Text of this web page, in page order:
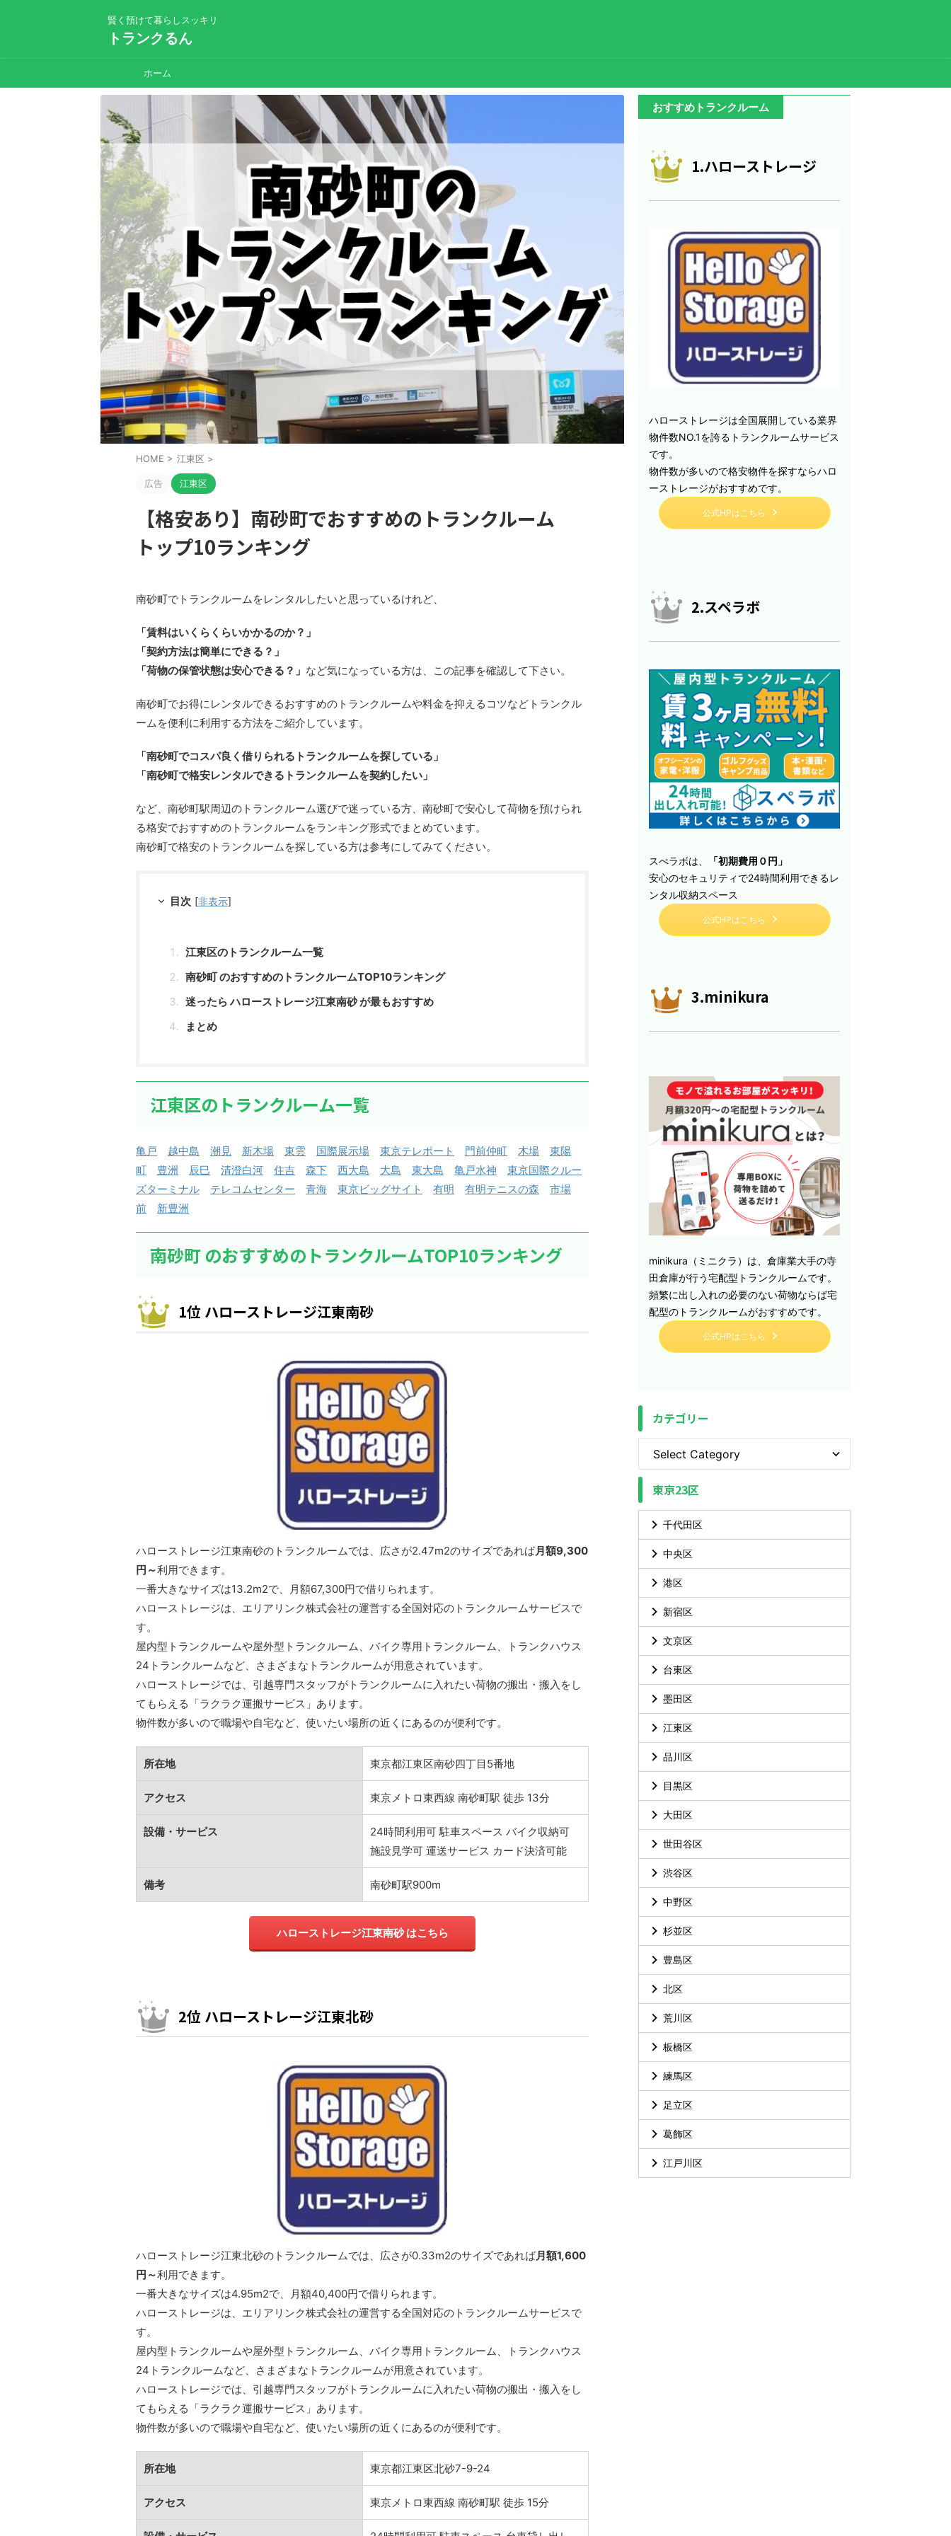
賢く預けて暮らしスッキリ
トランクるん
ホーム
HOME > 江東区 >
広告 江東区
【格安あり】南砂町でおすすめのトランクルーム
トップ10ランキング
南砂町でトランクルームをレンタルしたいと思っているけれど、
「賃料はいくらくらいかかるのか？」
「契約方法は簡単にできる？」
「荷物の保管状態は安心できる？」 など気になっている方は、この記事を確認して下さい。
南砂町でお得にレンタルできるおすすめのトランクルームや料金を抑えるコツなどトランクル
ームを便利に利用する方法をご紹介しています。
「南砂町でコスパ良く借りられるトランクルームを探している」
「南砂町で格安レンタルできるトランクルームを契約したい」
など、南砂町駅周辺のトランクルーム選びで迷っている方、南砂町で安心して荷物を預けられ
る格安でおすすめのトランクルームをランキング形式でまとめています。
南砂町で格安のトランクルームを探している方は参考にしてみてください。
目次 [非表示]
江東区のトランクルーム一覧
南砂町 のおすすめのトランクルームTOP10ランキング
迷ったら ハローストレージ江東南砂 が最もおすすめ
まとめ
江東区のトランクルーム一覧
亀戸 越中島 潮見 新木場 東雲 国際展示場 東京テレポート 門前仲町 木場
東陽
町
豊洲 辰巳 清澄白河 住吉 森下 西大島 大島 東大島 亀戸水神
東京国際クルー
ズターミナル
テレコムセンター 青海 東京ビッグサイト 有明 有明テニスの森
市場
前
新豊洲
南砂町 のおすすめのトランクルームTOP10ランキング
1位 ハローストレージ江東南砂
ハローストレージ江東南砂のトランクルームでは、広さが2.47m2のサイズであれば月額9,300
円～利用できます。
一番大きなサイズは13.2m2で、月額67,300円で借りられます。
ハローストレージは、エリアリンク株式会社の運営する全国対応のトランクルームサービスで
す。
屋内型トランクルームや屋外型トランクルーム、バイク専用トランクルーム、トランクハウス
24トランクルームなど、さまざまなトランクルームが用意されています。
ハローストレージでは、引越専門スタッフがトランクルームに入れたい荷物の搬出・搬入をし
てもらえる「ラクラク運搬サービス」あります。
物件数が多いので職場や自宅など、使いたい場所の近くにあるのが便利です。
所在地 東京都江東区南砂四丁目5番地
アクセス 東京メトロ東西線 南砂町駅 徒歩 13分
設備・サービス
24時間利用可 駐車スペース バイク収納可
施設見学可 運送サービス カード決済可能
備考 南砂町駅900m
ハローストレージ江東南砂 はこちら
2位 ハローストレージ江東北砂
ハローストレージ江東北砂のトランクルームでは、広さが0.33m2のサイズであれば月額1,600
円～利用できます。
一番大きなサイズは4.95m2で、月額40,400円で借りられます。
ハローストレージは、エリアリンク株式会社の運営する全国対応のトランクルームサービスで
す。
屋内型トランクルームや屋外型トランクルーム、バイク専用トランクルーム、トランクハウス
24トランクルームなど、さまざまなトランクルームが用意されています。
ハローストレージでは、引越専門スタッフがトランクルームに入れたい荷物の搬出・搬入をし
てもらえる「ラクラク運搬サービス」あります。
物件数が多いので職場や自宅など、使いたい場所の近くにあるのが便利です。
所在地 東京都江東区北砂7-9-24
アクセス 東京メトロ東西線 南砂町駅 徒歩 15分
おすすめトランクルーム
1.ハローストレージ
ハローストレージは全国展開している業界
物件数NO.1を誇るトランクルームサービス
です。
物件数が多いので格安物件を探すならハロ
ーストレージがおすすめです。
公式HPはこちら
2.スペラボ
スぺラボは、
「初期費用０円」
安心のセキュリティで24時間利用できるレ
ンタル収納スペース
公式HPはこちら
3.minikura
minikura（ミニクラ）は、倉庫業大手の寺
田倉庫が行う宅配型トランクルームです。
頻繁に出し入れの必要のない荷物ならば宅
配型のトランクルームがおすすめです。
公式HPはこちら
カテゴリー
東京23区
千代田区
中央区
港区
新宿区
文京区
台東区
墨田区
江東区
品川区
目黒区
大田区
世田谷区
渋谷区
中野区
杉並区
豊島区
北区
荒川区
板橋区
練馬区
足立区
葛飾区
江戸川区